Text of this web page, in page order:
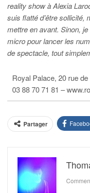
reality show à Alexia
suis flatté d’être sollicité,
mettre en avant. Sinon,
micro pour lancer les
de spectacle, tout
Royal Palace, 20 rue
03 88 70 71 81 –
Partager